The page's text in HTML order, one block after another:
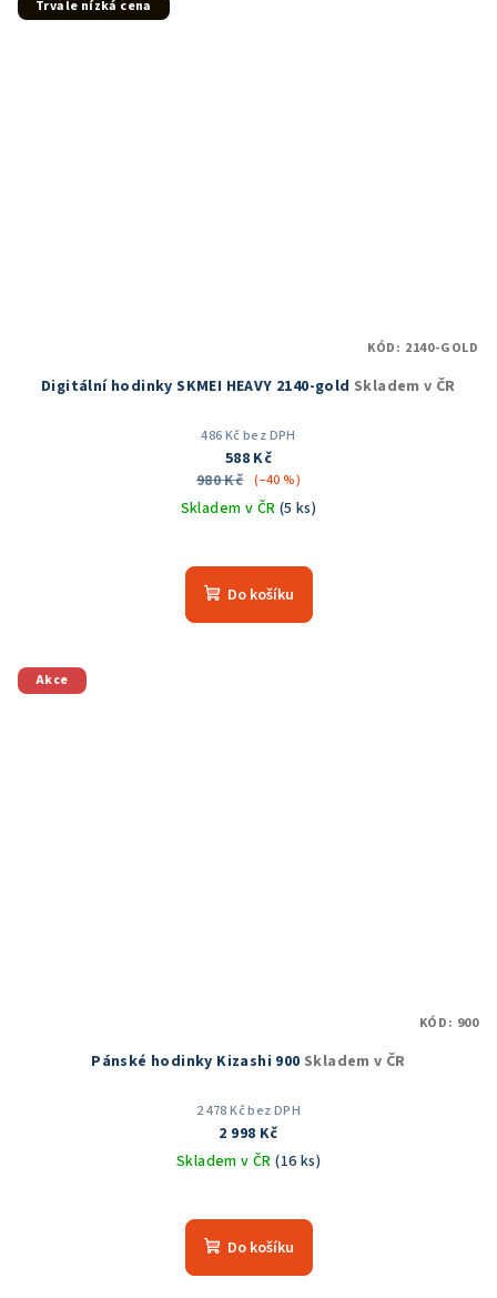
Trvale nízká cena
Digitální hodinky SKMEI HEAVY 2140-gold Skladem v ČR
486 Kč bez DPH
588 Kč
980 Kč (–40 %)
Skladem v ČR (5 ks)
hodnocení
produktu
Do košíku
KÓD: 2140-GOLD
Akce
Pánské hodinky Kizashi 900 Skladem v ČR
2 478 Kč bez DPH
2 998 Kč
Skladem v ČR(16 ks)
hodnocení
produktu
Do košíku
KÓD: 900